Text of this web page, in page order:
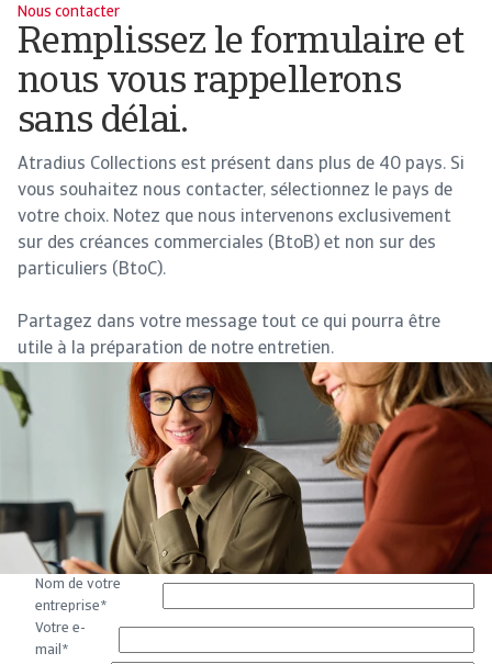
Nous contacter
Remplissez le formulaire et
nous vous rappellerons
sans délai.
Atradius Collections est présent dans plus de 40 pays. Si
vous souhaitez nous contacter, sélectionnez le pays de
votre choix. Notez que nous intervenons exclusivement
sur des créances commerciales (BtoB) et non sur des
particuliers (BtoC).
Partagez dans votre message tout ce qui pourra être
utile à la préparation de notre entretien.
Nom de votre
entreprise*
Votre e-
mail *